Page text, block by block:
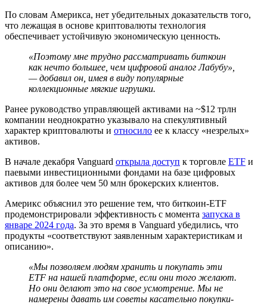
По словам Америкса, нет убедительных доказательств того,
что лежащая в основе криптовалюты технология
обеспечивает устойчивую экономическую ценность.
«Поэтому мне трудно рассматривать биткоин
как нечто большее, чем цифровой аналог Лабубу»,
— добавил он, имея в виду популярные
коллекционные мягкие игрушки.
Ранее руководство управляющей активами на ~$12 трлн
компании неоднократно указывало на спекулятивный
характер криптовалюты и относило ее к классу «незрелых»
активов.
В начале декабря Vanguard открыла доступ к торговле ETF и
паевыми инвестиционными фондами на базе цифровых
активов для более чем 50 млн брокерских клиентов.
Америкс объяснил это решение тем, что биткоин-ETF
продемонстрировали эффективность с момента запуска в
январе 2024 года. За это время в Vanguard убедились, что
продукты «соответствуют заявленным характеристикам и
описанию».
«Мы позволяем людям хранить и покупать эти
ETF на нашей платформе, если они того желают.
Но они делают это на свое усмотрение. Мы не
намерены давать им советы касательно покупки-